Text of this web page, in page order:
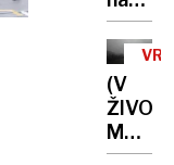
v
zrak,
krogla
za
las
(V
ŽIVO)
Med
Divačo